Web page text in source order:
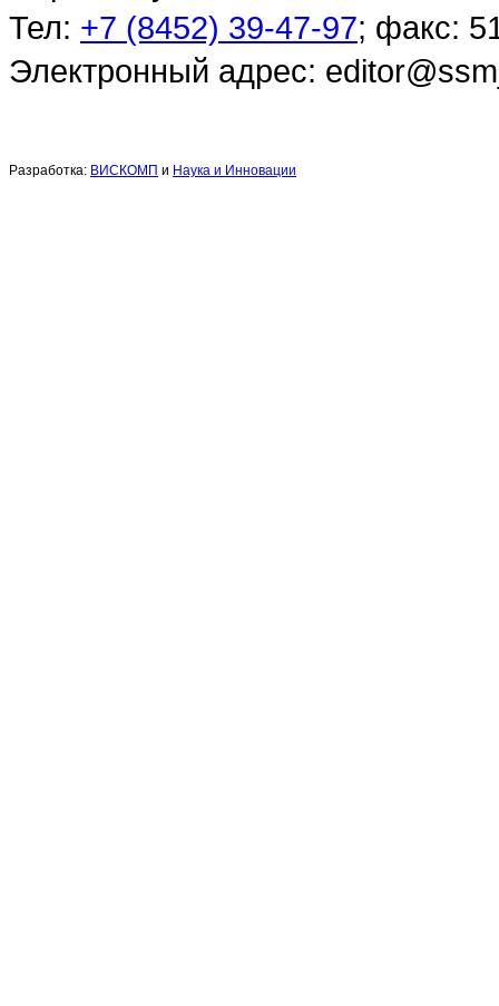
Тел: +7 (8452) 39-47-97; факс:
Электронный адрес:
Разработка: ВИСКОМП и Наука и Инновации